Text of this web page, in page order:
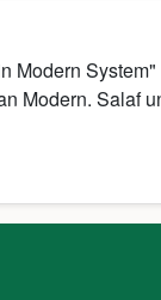
Modern
Modern. Salaf